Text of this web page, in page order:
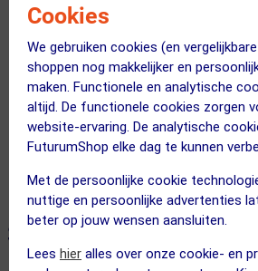
Cookies
We gebruiken cookies (en
shoppen nog makkelijker en
maken. Functionele en analytische
altijd. De functionele cookies zorgen
website-ervaring. De analytische
FuturumShop elke dag te kunnen
Met de persoonlijke cookie
nuttige en persoonlijke advertenties
beter op jouw wensen aansluiten.
Lees hier alles over onze cookie- en
FuturumShop is trots om dit
sportmoment te verbinden
belangrijkers: levensreddende
GOAL 3 ondersteunen we de
IMPALA-systeem in Rwandese
laten we zien dat sport en
impact hand in hand gaan.
Sport en zorg: één